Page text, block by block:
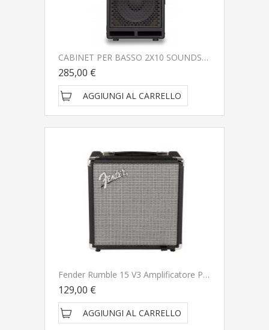
CABINET PER BASSO 2X10 SOUNDSATION BC210-SCF
285,00 €
AGGIUNGI AL CARRELLO
Fender Rumble 15 V3 Amplificatore Per Basso
129,00 €
AGGIUNGI AL CARRELLO